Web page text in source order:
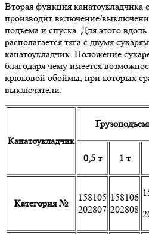
Вторая функция канатоукладчика
производит включение/
подъема и спуска. Для этого вдоль
располагается тяга с двумя
канатоукладчик. Положение
благодаря чему имеется
крюковой обоймы, при которых
выключатели.
Канатоукладчик
0,5 т 1 т
Категория №
158105
202807
158106
202808